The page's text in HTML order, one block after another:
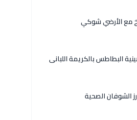
مع الأرضي شوكي
البطاطس بالكريمة اللبانى
الشوفان الصحية